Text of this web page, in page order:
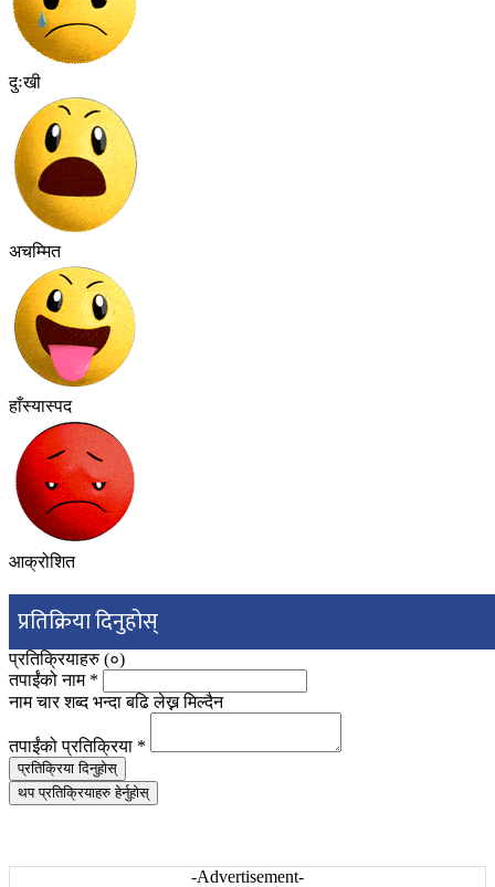
दुःखी
अचम्मित
हाँस्यास्पद
आक्रोशित
प्रतिक्रिया दिनुहोस्
प्रतिक्रियाहरु (०)
तपाईंको नाम *
नाम चार शब्द भन्दा बढि लेख्न मिल्दैन
तपाईंको प्रतिक्रिया *
प्रतिक्रिया दिनुहोस्
थप प्रतिक्रियाहरु हेर्नुहोस्
-Advertisement-